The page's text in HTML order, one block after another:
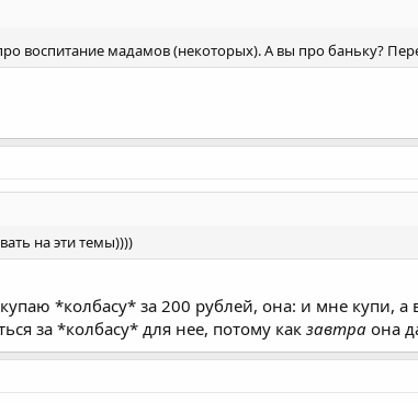
воспитание мадамов (некоторых). А вы про баньку?
на эти темы))))
*колбасу* за 200 рублей, она: и мне купи,
за *колбасу* для нее, потому какзавтра она